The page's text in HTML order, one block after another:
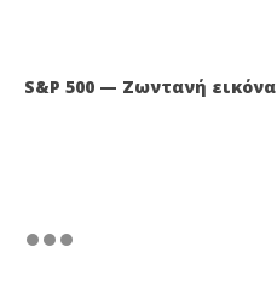
S&P 500 — Ζωντανή εικόνα